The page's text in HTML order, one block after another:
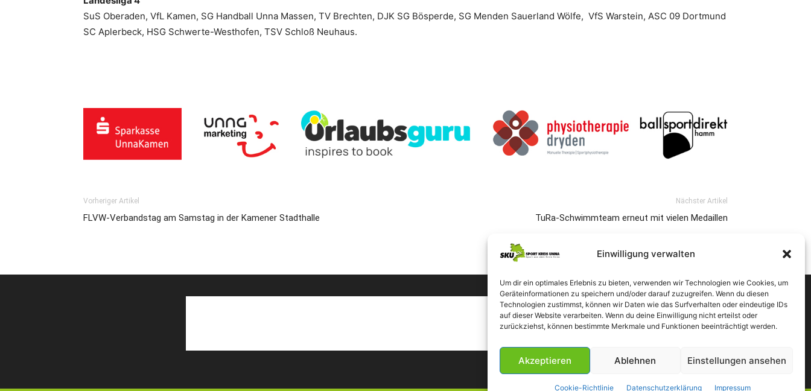
Einwilligung verwalten
Um dir ein optimales Erlebnis zu bieten, verwenden wir Technologien wie Cookies, um
Geräteinformationen zu speichern und/oder darauf zuzugreifen. Wenn du diesen
Technologien zustimmst, können wir Daten wie das Surfverhalten oder eindeutige IDs
auf dieser Website verarbeiten. Wenn du deine Einwilligung nicht erteilst oder
zurückziehst, können bestimmte Merkmale und Funktionen beeinträchtigt werden.
Akzeptieren Ablehnen Einstellungen ansehen
Cookie-Richtlinie Datenschutzerklärung Impressum
SuS Oberaden, VfL Kamen, SG Handball Unna Massen, TV Brechten, DJK SG Bösperde, SG Menden Sauerland Wölfe, VfS Warstein, ASC 09 Dortmund
SC Aplerbeck, HSG Schwerte-Westhofen, TSV Schloß Neuhaus.
Vorheriger Artikel
FLVW-Verbandstag am Samstag in der Kamener Stadthalle
Nächster Artikel
TuRa-Schwimmteam erneut mit vielen Medaillen